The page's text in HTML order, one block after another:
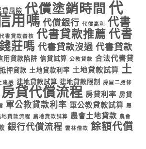
貸風險 代償塗銷時間 代
用嗎 代償銀行 代償高利
代書
書貸款審核 代書貸款推薦 代書
莊嗎 代書貸款沒過 代書貸款
用貸款陷阱 信貸試算 公教貸款 合法代書貸
押貸款 土地貸款利率 土地貸款試算 土
建融 建地貸款試算 建地貸款限制 房屋二胎條
房貸代償流程 房貸利率 房貸
軍公教貸款利率 軍公教貸款試算
農
地貸款流程 農地貸款試算 農會土地貸款 農會
銀行代償流程 雲林借款 餘額代償